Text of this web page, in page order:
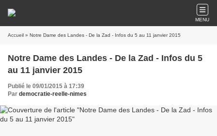
MENU
Accueil » Notre Dame des Landes - De la Zad - Infos du 5 au 11 janvier 2015
Notre Dame des Landes - De la Zad - Infos du 5
au 11 janvier 2015
Publié le 09/01/2015 à 17:39
Par democratie-reelle-nimes